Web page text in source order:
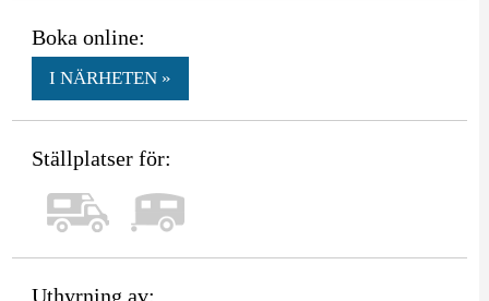
Boka online:
I NÄRHETEN »
Ställplatser för:
Uthyrning av: